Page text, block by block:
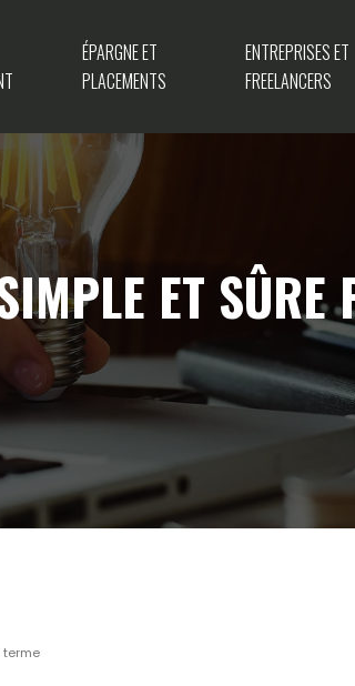
ÉPARGNE ET
PLACEMENTS
ENTREPRISES ET
FREELANCERS
ET SÛRE
terme